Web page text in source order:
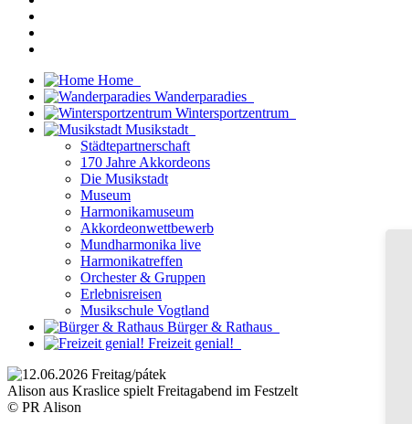
Home
Wanderparadies
Wintersportzentrum
Musikstadt
Städtepartnerschaft
170 Jahre Akkordeons
Die Musikstadt
Museum
Harmonikamuseum
Akkordeonwettbewerb
Mundharmonika live
Harmonikatreffen
Orchester & Gruppen
Erlebnisreisen
Musikschule Vogtland
Bürger & Rathaus
Freizeit genial!
Alison aus Kraslice spielt Freitagabend im Festzelt
© PR Alison